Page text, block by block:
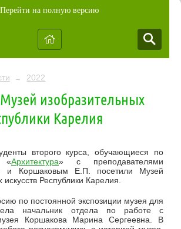
Перейти на полную версию
→ 2022
Музей изобразительных
Карелия
второго курса, обучающиеся по
«Архитектура» с преподавателями
и Коршаковым Е.П. посетили Музей
искусств Республики Карелия.
по постоянной экспозиции музея для
начальник отдела по работе с
Коршакова Марина Сергеевна. В